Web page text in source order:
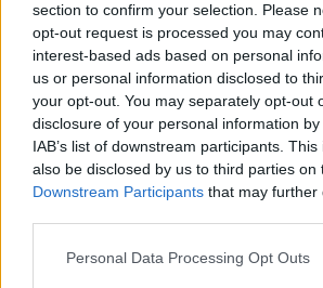
section to confirm your selection. Please
opt-out request is processed you may
interest-based ads based on personal
us or personal information disclosed to
your opt-out. You may separately opt-out
disclosure of your personal information
IAB’s list of downstream participants.
also be disclosed by us to third parties on
Downstream Participants that may further
Personal Data Processing Opt Outs
Castione Andevenno (49)
Cedrasco (8)
Cercino (11)
Chiavenna (138)
Chiesa in Valmalenco (56)
Chiuro (57)
Cino (2)